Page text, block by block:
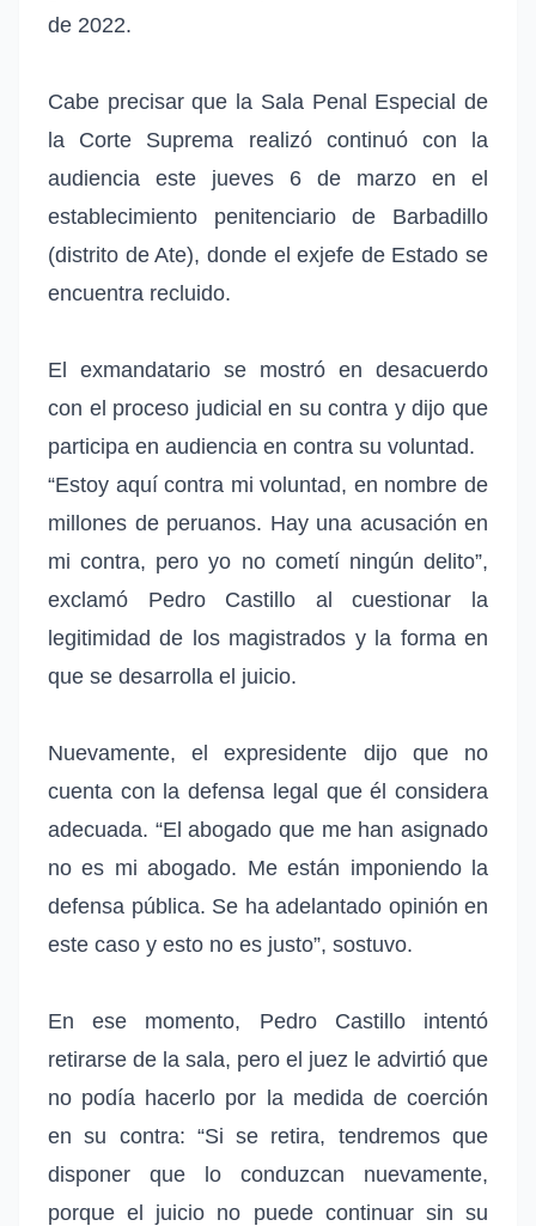
de 2022.
Cabe precisar que la Sala Penal Especial de
la Corte Suprema realizó continuó con la
audiencia este jueves 6 de marzo en el
establecimiento penitenciario de Barbadillo
(distrito de Ate), donde el exjefe de Estado se
encuentra recluido.
El exmandatario se mostró en desacuerdo
con el proceso judicial en su contra y dijo que
participa en audiencia en contra su voluntad.
“Estoy aquí contra mi voluntad, en nombre de
millones de peruanos. Hay una acusación en
mi contra, pero yo no cometí ningún delito”,
exclamó Pedro Castillo al cuestionar la
legitimidad de los magistrados y la forma en
que se desarrolla el juicio.
Nuevamente, el expresidente dijo que no
cuenta con la defensa legal que él considera
adecuada. “El abogado que me han asignado
no es mi abogado. Me están imponiendo la
defensa pública. Se ha adelantado opinión en
este caso y esto no es justo”, sostuvo.
En ese momento, Pedro Castillo intentó
retirarse de la sala, pero el juez le advirtió que
no podía hacerlo por la medida de coerción
en su contra: “Si se retira, tendremos que
disponer que lo conduzcan nuevamente,
porque el juicio no puede continuar sin su